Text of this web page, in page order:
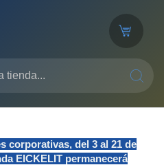
corporativas, del 3 al 21 de
EICKELIT permanecerá